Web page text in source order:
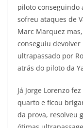
piloto conseguindo
sofreu ataques de
Marc Marquez
conseguiu
ultrapassado por
atrás do piloto da
Já Jorge Lorenzo
quarto e ficou
da prova, resolveu